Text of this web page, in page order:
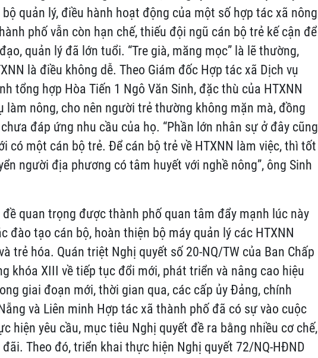
quản lý, điều hành hoạt động của một số hợp tác xã nông
phố vẫn còn hạn chế, thiếu đội ngũ cán bộ trẻ kế cận để
quản lý đã lớn tuổi. “Tre già, măng mọc” là lẽ thường,
là điều không dễ. Theo Giám đốc Hợp tác xã Dịch vụ
tổng hợp Hòa Tiến 1 Ngô Văn Sinh, đặc thù của HTXNN
làm nông, cho nên người trẻ thường không mặn mà, đồng
đáp ứng nhu cầu của họ. “Phần lớn nhân sự ở đây cũng
có một cán bộ trẻ. Để cán bộ trẻ về HTXNN làm việc, thì tốt
người địa phương có tâm huyết với nghề nông”, ông Sinh
quan trọng được thành phố quan tâm đẩy mạnh lúc này
đào tạo cán bộ, hoàn thiện bộ máy quản lý các HTXNN
trẻ hóa. Quán triệt Nghị quyết số 20-NQ/TW của Ban Chấp
khóa XIII về tiếp tục đổi mới, phát triển và nâng cao hiệu
giai đoạn mới, thời gian qua, các cấp ủy Đảng, chính
và Liên minh Hợp tác xã thành phố đã có sự vào cuộc
hiện yêu cầu, mục tiêu Nghị quyết đề ra bằng nhiều cơ chế,
Theo đó, triển khai thực hiện Nghị quyết 72/NQ-HĐND